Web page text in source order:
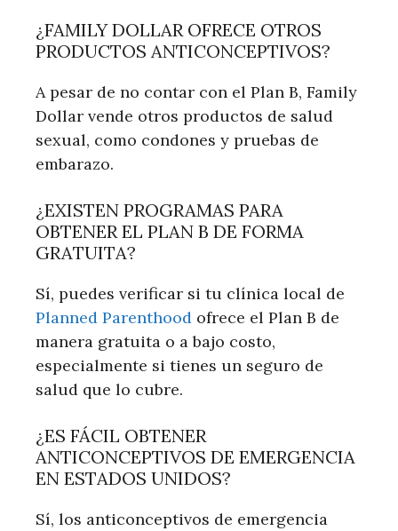
¿FAMILY DOLLAR OFRECE OTROS
PRODUCTOS ANTICONCEPTIVOS?
A pesar de no contar con el Plan ⁤B, Family
Dollar ‍vende otros productos de salud
sexual, como condones y pruebas de
embarazo.
¿EXISTEN PROGRAMAS⁣ PARA
OBTENER EL PLAN B​ DE FORMA
GRATUITA?
Sí, ​puedes verificar si⁢ tu clínica local​ de
Planned ⁤Parenthood ofrece el ⁤Plan ⁤B de
manera gratuita o a bajo costo,
especialmente⁣ si tienes un seguro de
salud que lo cubre.
¿ES ‍FÁCIL OBTENER
ANTICONCEPTIVOS ⁤DE ‍EMERGENCIA
EN ESTADOS UNIDOS?
Sí, los anticonceptivos⁢ de emergencia